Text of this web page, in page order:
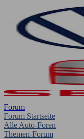
Forum
Forum Startseite
Alle Auto-Foren
Themen-Forum